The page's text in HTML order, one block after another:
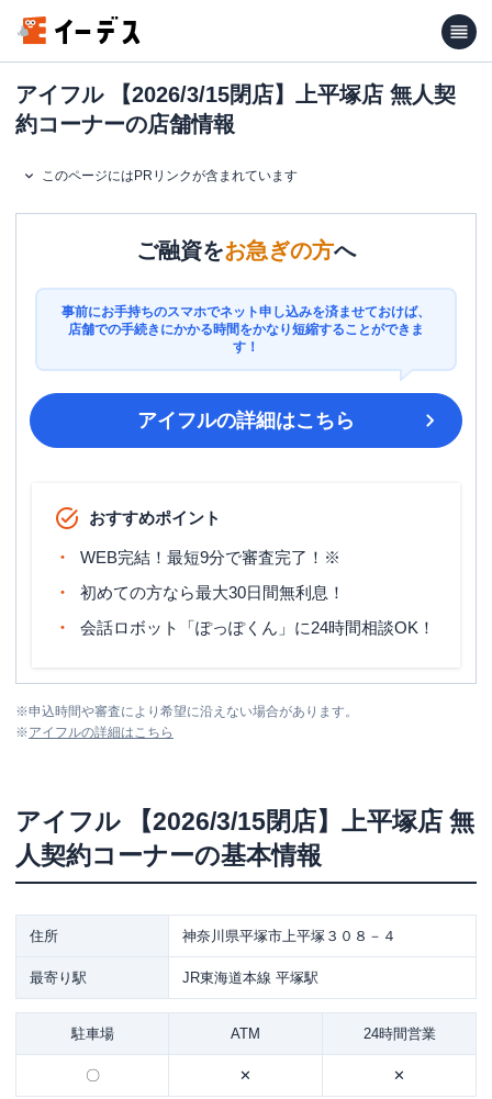
アイフル 【2026/3/15閉店】上平塚店 無人契
約コーナーの店舗情報
このページにはPRリンクが含まれています
ご融資をお急ぎの方へ
事前にお手持ちのスマホでネット申し込みを済ませておけば、
店舗での手続きにかかる時間をかなり短縮することができま
す！
アイフルの詳細はこちら
おすすめポイント
WEB完結！最短9分で審査完了！※
初めての方なら最大30日間無利息！
会話ロボット「ぽっぽくん」に24時間相談OK！
※申込時間や審査により希望に沿えない場合があります。
※アイフルの詳細はこちら
アイフル
【2026/3/15閉店】上平塚店 無
人契約コーナーの基本情報
住所 神奈川県平塚市上平塚３０８－４
最寄り駅 JR東海道本線 平塚駅
駐車場 ATM 24時間営業
〇 ✕ ✕